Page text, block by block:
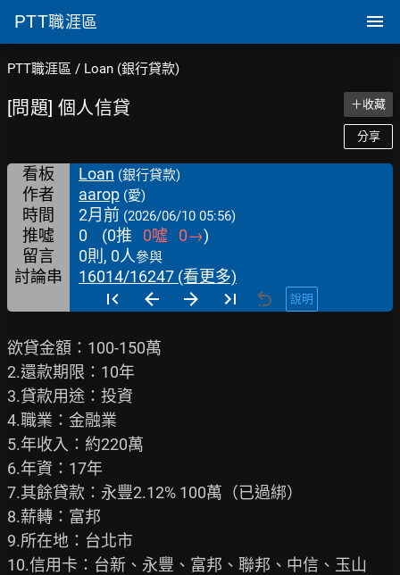
PTT職涯區
PTT職涯區 / Loan (銀行貸款)
[問題] 個人信貸 ＋收藏
分享
看板 Loan (銀行貸款)
作者 aarop (愛)
時間 2月前 (2026/06/10 05:56)
推噓 0 (0推 0噓 0→)
留言
0則, 0人參與
討論串 16014/16247 (看更多)
說明
欲貸金額：100-150萬
2.還款期限：10年
3.貸款用途：投資
4.職業：金融業
5.年收入：約220萬
6.年資：17年
7.其餘貸款：永豐2.12% 100萬（已過綁）
8.薪轉：富邦
9.所在地：台北市
10.信用卡：台新、永豐、富邦、聯邦、中信、玉山